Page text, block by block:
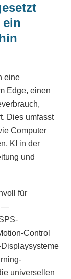
eine
Edge, einen
Dies umfasst
Computer
KI in der
und
für
—
Control
universellen